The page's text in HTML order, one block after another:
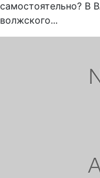
самостоятельно? В
волжского...